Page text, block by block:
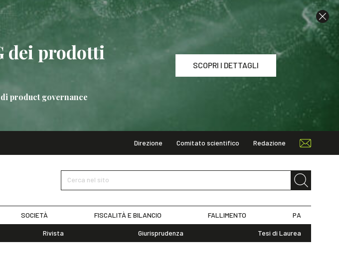
dei prodotti
product governance
SCOPRI I DETTAGLI
dei prodotti bancari SCOPRI I DETTAGLI
Direzione Comitato scientifico Redazione
Cerca nel sito
SOCIETÀ FISCALITÀ E BILANCIO FALLIMENTO PA
Rivista Giurisprudenza Tesi di Laurea